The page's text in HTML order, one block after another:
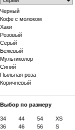
Черный
Кофе с молоком
Хаки
Розовый
Серый
Бежевый
Мультиколор
Синий
Пыльная роза
Коричневый
Выбор по размеру
34 44 54
XS
36
46 56
S